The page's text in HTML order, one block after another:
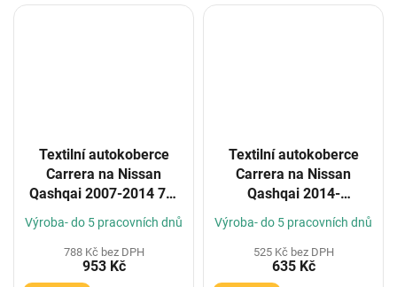
Textilní autokoberce
Carrera na Nissan
Qashqai 2007-2014 7m
(Konfigurátor)
Výroba- do 5 pracovních dnů
788 Kč bez DPH
953 Kč
Textilní autokoberce
Carrera na Nissan
Qashqai 2014-
(Konfigurátor)
Výroba- do 5 pracovních dnů
525 Kč bez DPH
635 Kč